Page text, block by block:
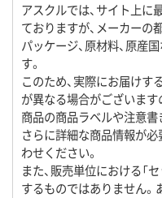
アスクルでは、サイト上に
ておりますが、メーカーの
パッケージ、原材料、原産
す。
このため、実際にお届け
が異なる場合がございます
商品の商品ラベルや注意書
さらに詳細な商品情報が
わせください。
また、販売単位における「
するものではありません。